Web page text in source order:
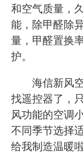
和空气质量，
能，除甲醛除
量，甲醛置换
护。
海信新风空
找遥控器了，
风功能的空调
不同季节选择
给我制造温暖